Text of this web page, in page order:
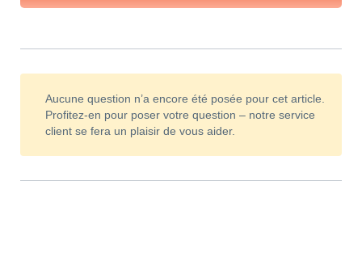
Aucune question n’a encore été posée pour cet article.
Profitez-en pour poser votre question – notre service
client se fera un plaisir de vous aider.